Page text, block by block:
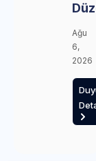
Ağu
6,
2026